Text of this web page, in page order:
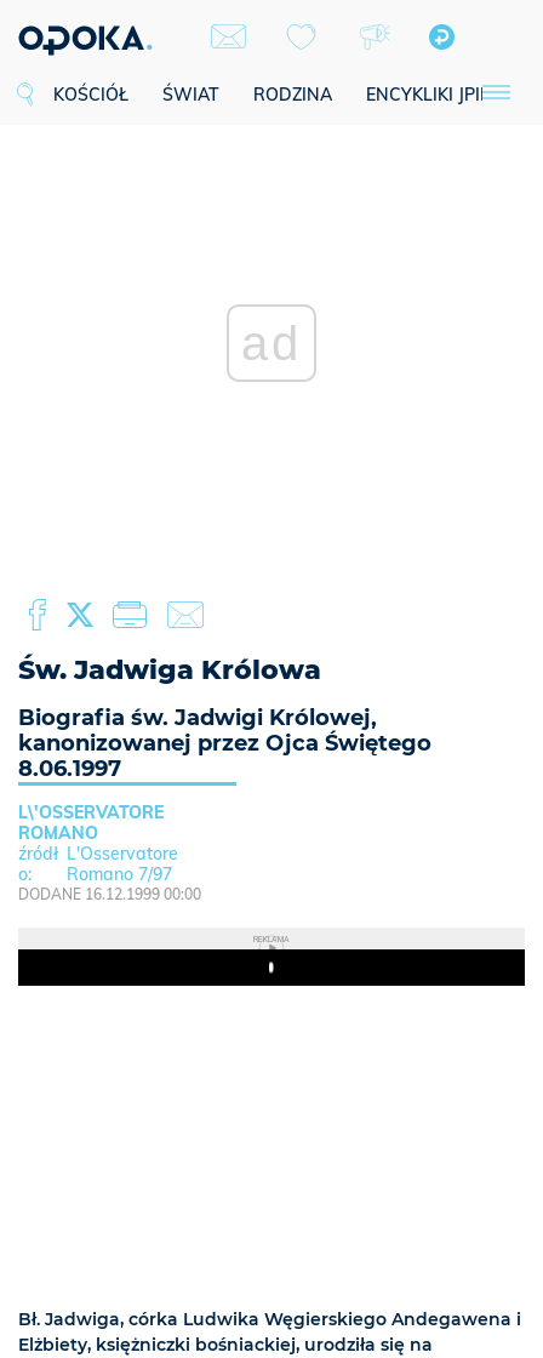
KOŚCIÓŁ ŚWIAT RODZINA ENCYKLIKI JPII
ad
Św. Jadwiga Królowa
Biografia św. Jadwigi Królowej,
kanonizowanej przez Ojca Świętego
8.06.1997
L\'OSSERVATORE
ROMANO
L'Osservatore
Romano 7/97
DODANE 16.12.1999 00:00
REKLAMA
Play
Bł. Jadwiga, córka Ludwika Węgierskiego Andegawena i
Elżbiety, księżniczki bośniackiej, urodziła się na